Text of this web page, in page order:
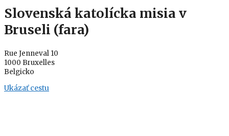
Slovenská katolícka misia v
Bruseli (fara)
Rue Jenneval 10
1000 Bruxelles
Belgicko
Ukázať cestu